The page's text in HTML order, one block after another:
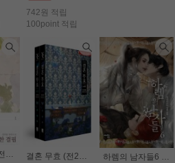
742원 적립
100point 적립
온전한 결핍 (전2권세트) - 김바림
하렘의 남자들6 - 알파타르트